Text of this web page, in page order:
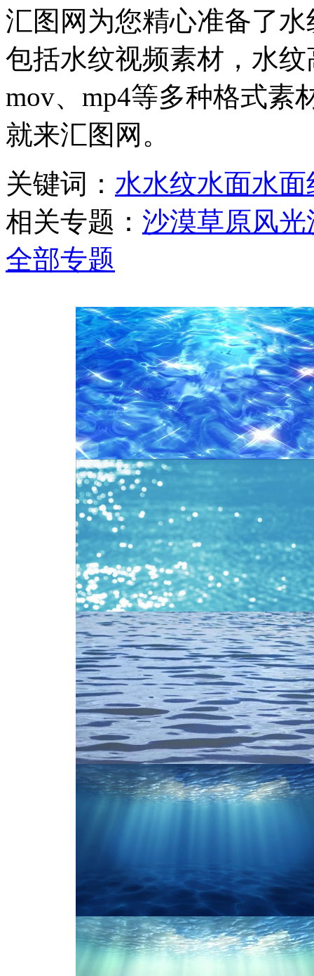
汇图网为您精心准备了
包括水纹视频素材，水
mov、mp4等多种格式素
就来汇图网。
关键词： 水水纹水面水面
相关专题： 沙漠草原风光
全部专题